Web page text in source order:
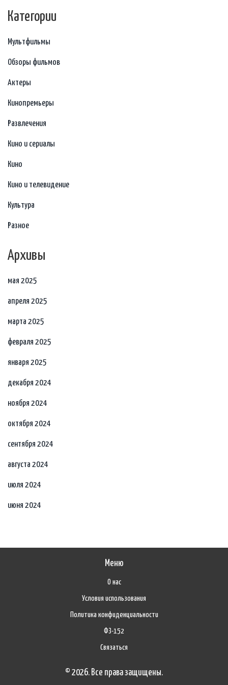
Категории
Мультфильмы
Обзоры фильмов
Актеры
Кинопремьеры
Развлечения
Кино и сериалы
Кино
Кино и телевидение
Культура
Разное
Архивы
мая 2025
апреля 2025
марта 2025
февраля 2025
января 2025
декабря 2024
ноября 2024
октября 2024
сентября 2024
августа 2024
июля 2024
июня 2024
Меню
О нас
Условия использования
Политика конфиденциальности
ФЗ-152
Связаться
© 2026. Все права защищены.